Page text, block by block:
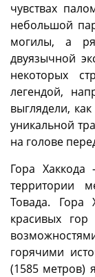
чувствах
небольшой
могилы, а
двуязычной
некоторых
легендой,
выглядели,
уникальной
на голове
Гора Хаккода
территории
Товада. Гора
красивых гор
горячими
(1585 метров)